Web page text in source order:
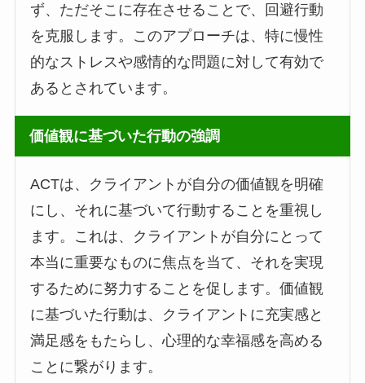
ず、ただそこに存在させることで、回避行動
を克服します。このアプローチは、特に慢性
的なストレスや感情的な問題に対して有効で
あるとされています。
価値観に基づいた行動の強調
ACTは、クライアントが自分の価値観を明確
にし、それに基づいて行動することを重視し
ます。これは、クライアントが自分にとって
本当に重要なものに焦点を当て、それを実現
するために努力することを促します。価値観
に基づいた行動は、クライアントに充実感と
満足感をもたらし、心理的な幸福感を高める
ことに繋がります。